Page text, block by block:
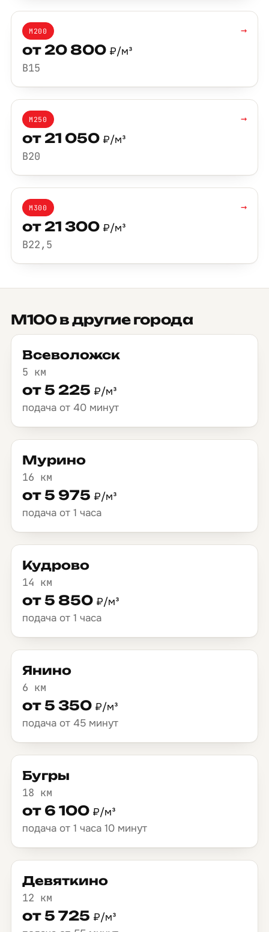
М200
от 20 800 ₽/м³
B15
→
М250
от 21 050 ₽/м³
B20
→
М300
от 21 300 ₽/м³
B22,5
→
М100 в другие города
Всеволожск
5 км
от 5 225 ₽/м³
подача от 40 минут
Мурино
16 км
от 5 975 ₽/м³
подача от 1 часа
Кудрово
14 км
от 5 850 ₽/м³
подача от 1 часа
Янино
6 км
от 5 350 ₽/м³
подача от 45 минут
Бугры
18 км
от 6 100 ₽/м³
подача от 1 часа 10 минут
Девяткино
12 км
от 5 725 ₽/м³